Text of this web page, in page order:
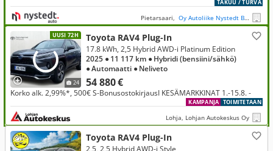
TAKUU / TURVA
Pietarsaari, Oy Autoliike Nystedt Bilaffär Ab
UUSI 72H
24
Toyota RAV4 Plug-In
54 880 €
17.8 kWh, 2,5 Hybrid AWD-i Platinum Edition
2025 ● 11 117 km ● Hybridi (bensiini/sähkö)
● Automaatti ● Neliveto
Korko alk. 2,99%*, 500€ S-BonusostokirjausI KESÄMARKKINAT 1.-15.8. -
TOIMITETAAN
KAMPANJA
Lohja, Lohjan Autokeskus Oy
Toyota RAV4 Plug-In
2,5, 2,5 Hybrid AWD-i Style